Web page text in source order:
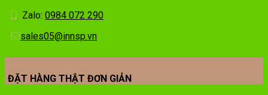
Zalo: 0984 072 290
sales05@innsp.vn
ĐẶT HÀNG THẬT ĐƠN GIẢN